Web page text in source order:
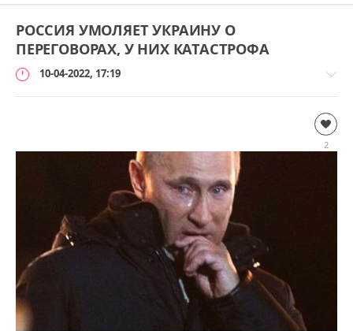
РОССИЯ УМОЛЯЕТ УКРАИНУ О
ПЕРЕГОВОРАХ, У НИХ КАТАСТРОФА
10-04-2022, 17:19
-
2